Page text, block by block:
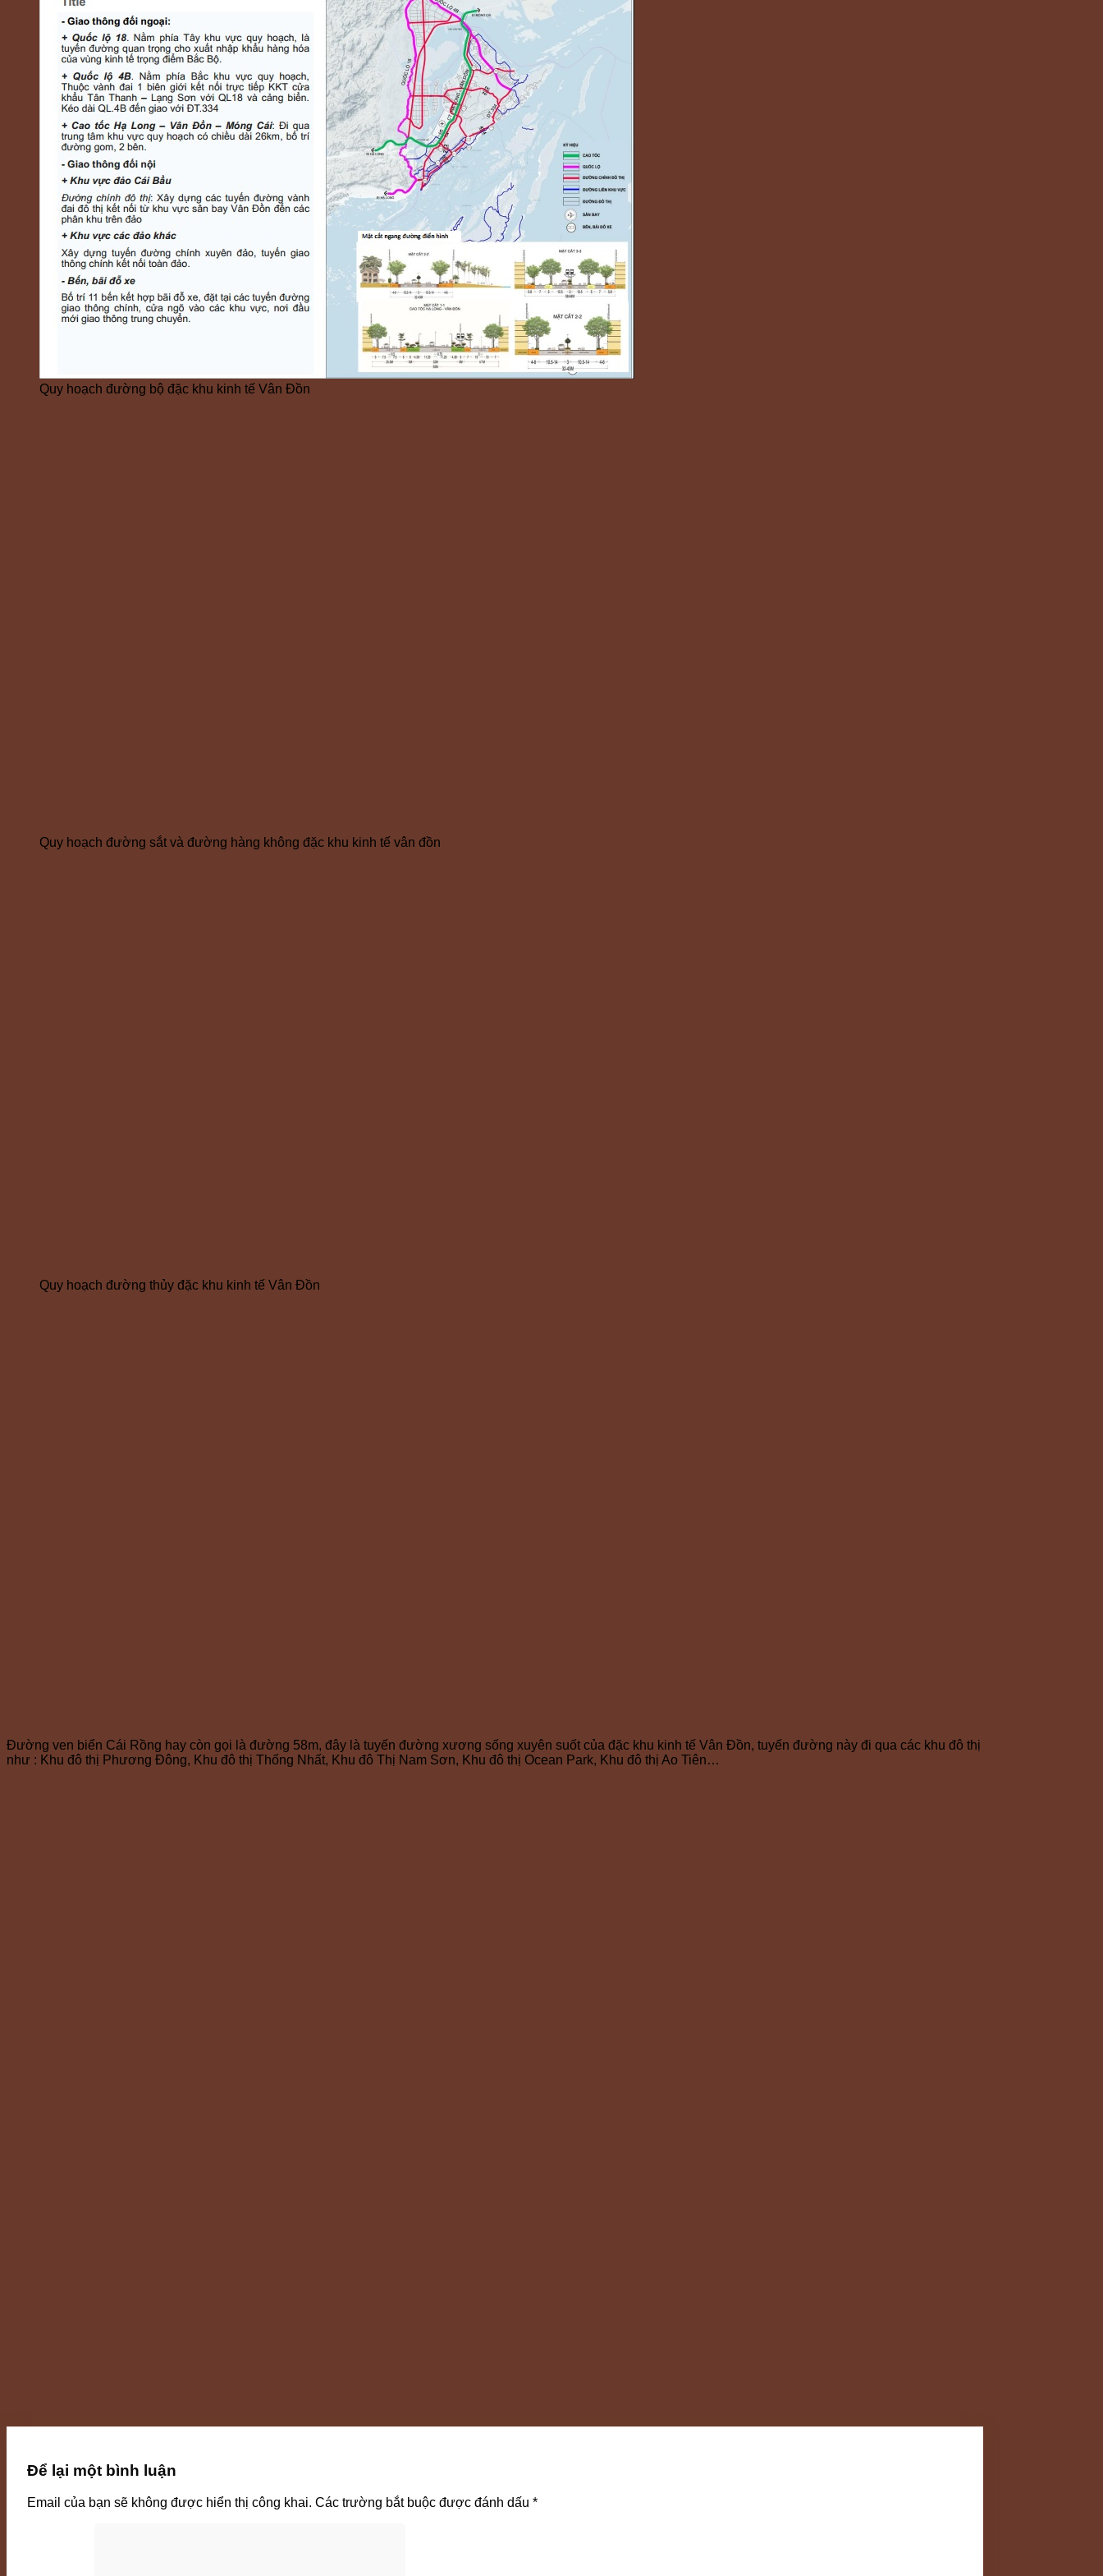
Quy hoạch đường bộ đặc khu kinh tế Vân Đồn
Quy hoạch đường sắt và đường hàng không đặc khu kinh tế vân đồn
Quy hoạch đường thủy đặc khu kinh tế Vân Đồn
Đường ven biển Cái Rồng hay còn gọi là đường 58m, đây là tuyến đường xương sống xuyên suốt của đặc khu kinh tế Vân Đồn, tuyến đường này đi qua các khu đô thị
như : Khu đô thị Phương Đông, Khu đô thị Thống Nhất, Khu đô Thị Nam Sơn, Khu đô thị Ocean Park, Khu đô thị Ao Tiên…
Để lại một bình luận
Email của bạn sẽ không được hiển thị công khai. Các trường bắt buộc được đánh dấu *